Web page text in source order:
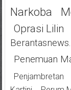
Narkoba
Oprasi Lilin
Penemuan
Penjambretan